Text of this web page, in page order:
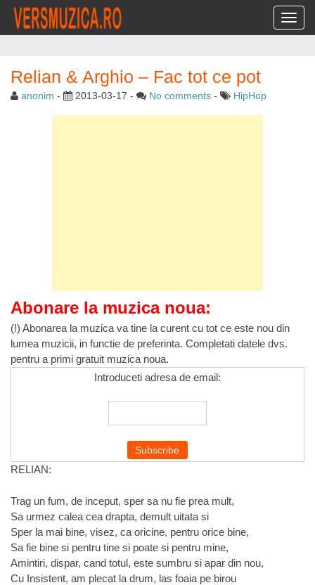
Relian & Arghio – Fac tot ce pot
anonim - 2013-03-17 - No comments - HipHop
Abonare la muzica noua:
(!) Abonarea la muzica va tine la curent cu tot ce este nou din
lumea muzicii, in functie de preferinta. Completati datele dvs.
pentru a primi gratuit muzica noua.
Introduceti adresa de email:
RELIAN:
Trag un fum, de inceput, sper sa nu fie prea mult,
Sa urmez calea cea drapta, demult uitata si
Sper la mai bine, visez, ca oricine, pentru orice bine,
Sa fie bine si pentru tine si poate si pentru mine,
Amintiri, dispar, cand totul, este sumbru si apar din nou,
Cu Insistent, am plecat la drum, las foaia pe birou